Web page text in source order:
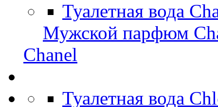
Туалетная вода
Мужской парфюм
Chanel
Туалетная вода